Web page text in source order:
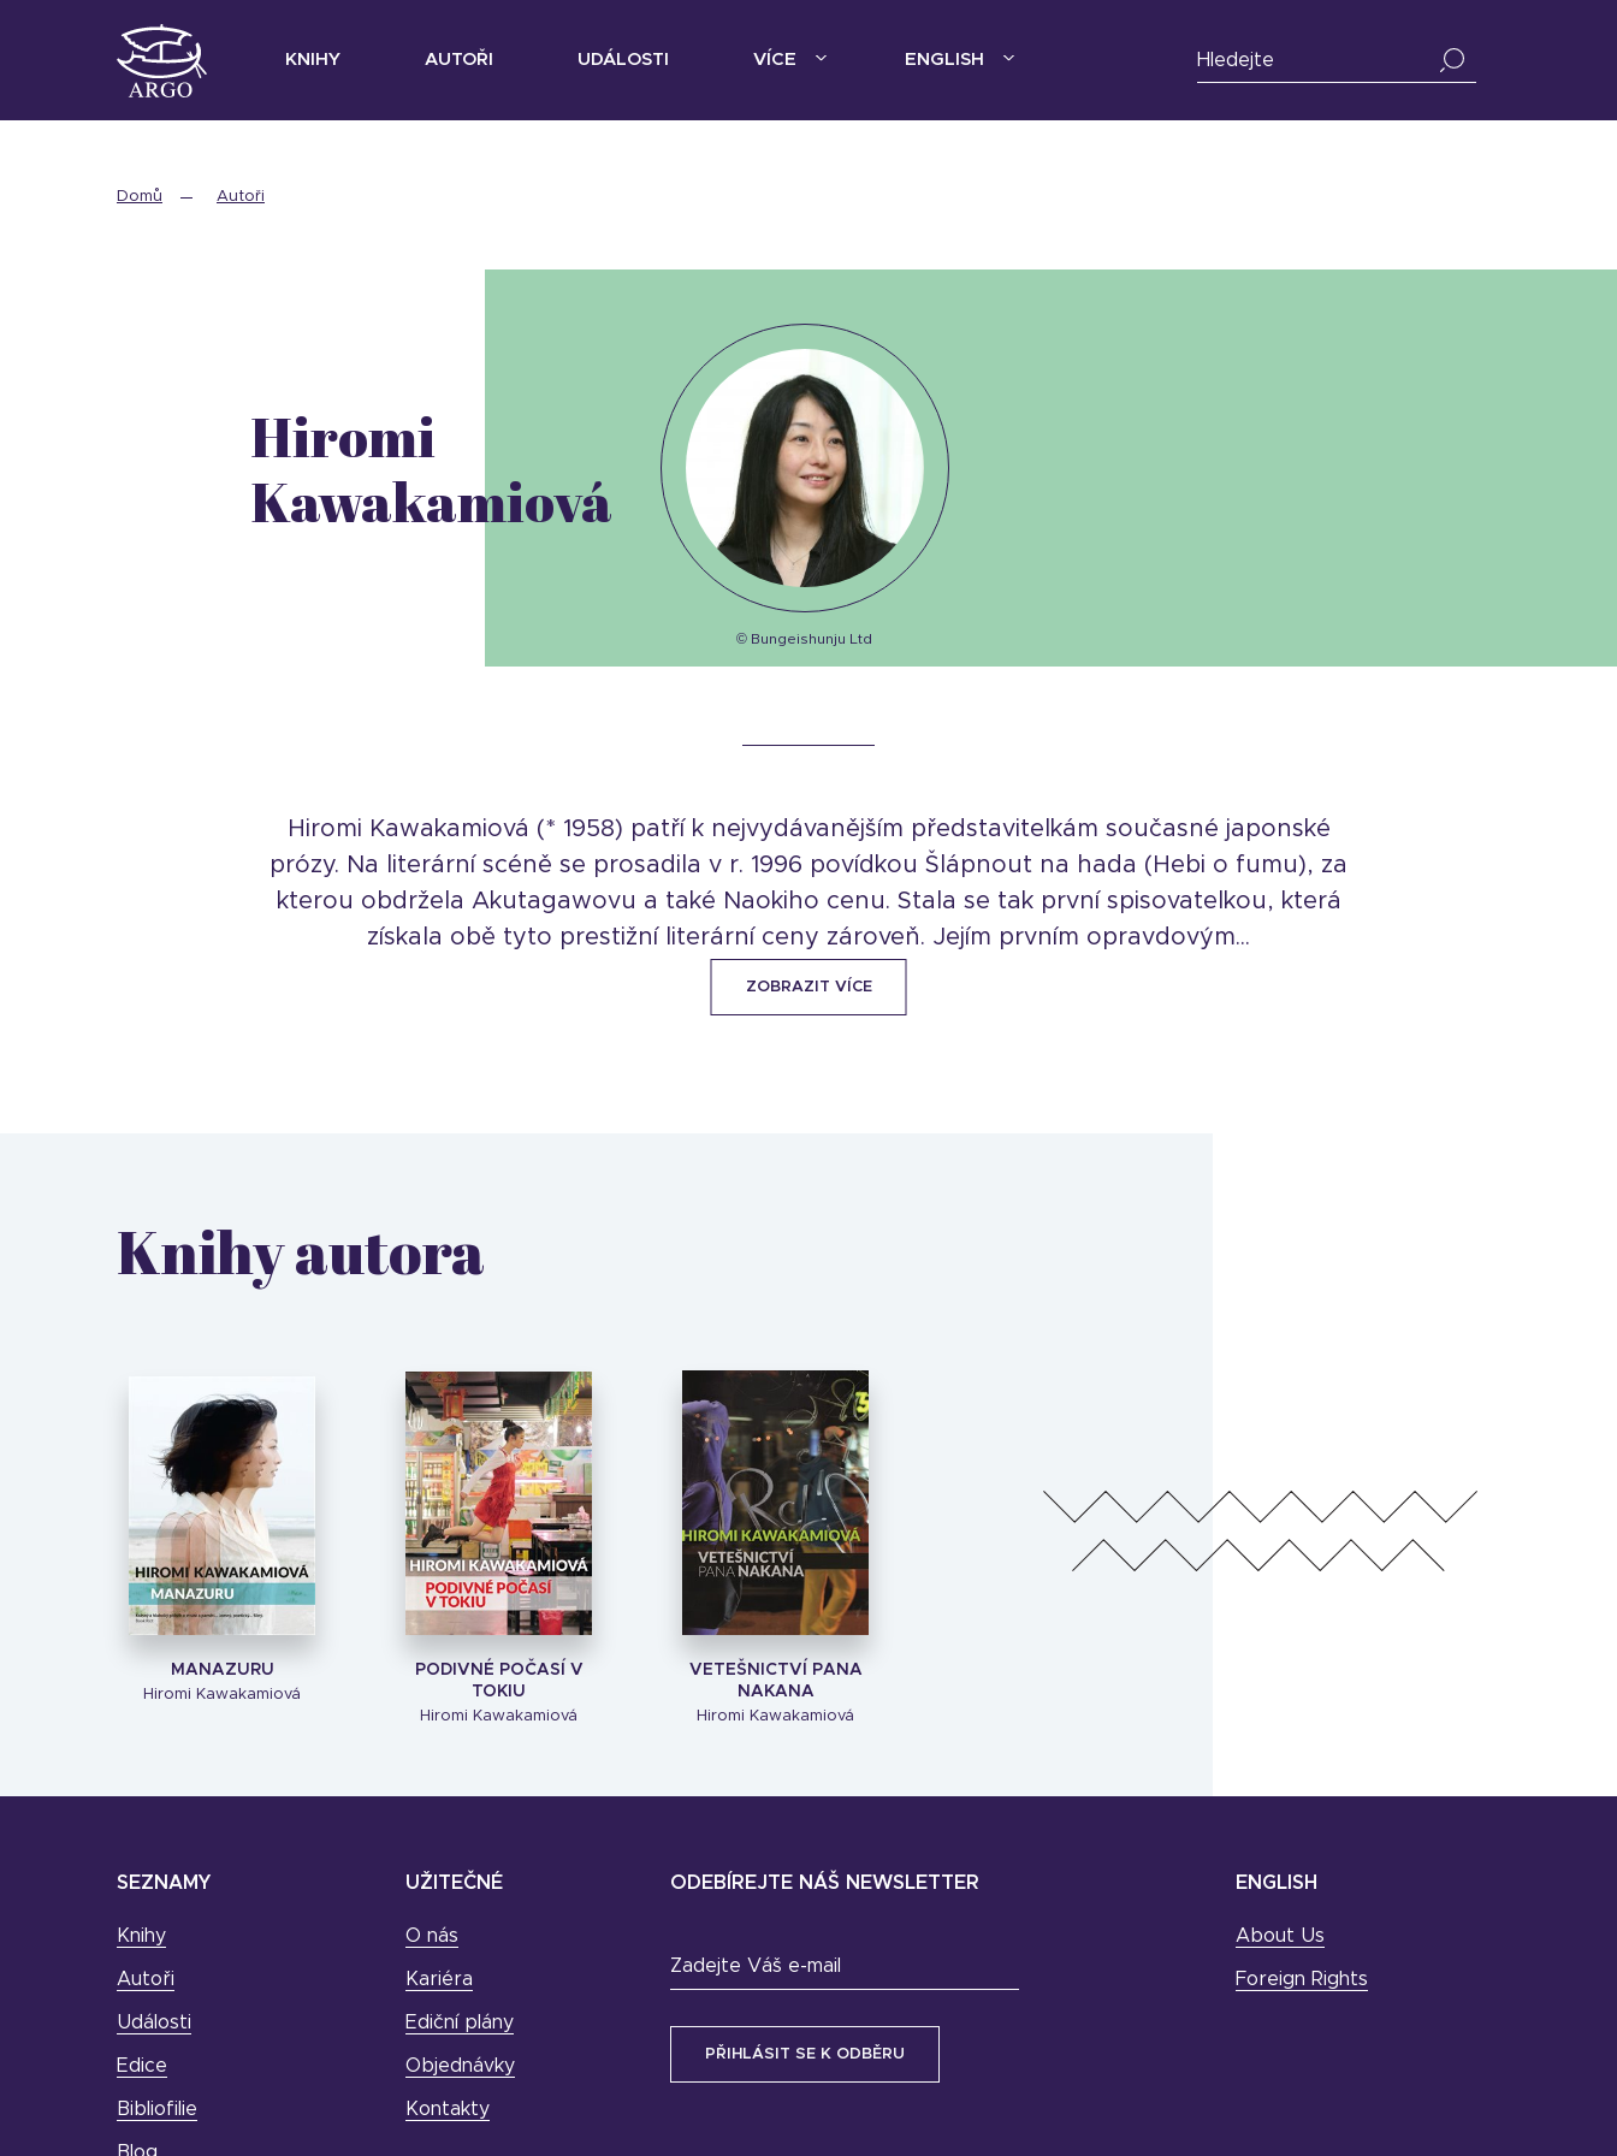
KNIHY AUTOŘI UDÁLOSTI VÍCE ENGLISH
Domů Autoři
Hiromi
Kawakamiová
© Bungeishunju Ltd
Hiromi Kawakamiová (* 1958) patří k nejvydávanějším představitelkám současné japonské
prózy. Na literární scéně se prosadila v r. 1996 povídkou Šlápnout na hada (Hebi o fumu), za
kterou obdržela Akutagawovu a také Naokiho cenu. Stala se tak první spisovatelkou, která
získala obě tyto prestižní literární ceny zároveň. Jejím prvním opravdovým...
ZOBRAZIT VÍCE
Knihy autora
MANAZURU
Hiromi Kawakamiová
PODIVNÉ POČASÍ V
TOKIU
Hiromi Kawakamiová
VETEŠNICTVÍ PANA
NAKANA
Hiromi Kawakamiová
SEZNAMY
Knihy
Autoři
Události
Edice
Bibliofilie
UŽITEČNÉ
O nás
Kariéra
Ediční plány
Objednávky
Kontakty
ODEBÍREJTE NÁŠ NEWSLETTER
Zadejte Váš e-mail
ENGLISH
About Us
Foreign Rights